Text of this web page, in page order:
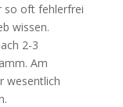
so oft fehlerfrei
wissen.
2-3
Am
wesentlich